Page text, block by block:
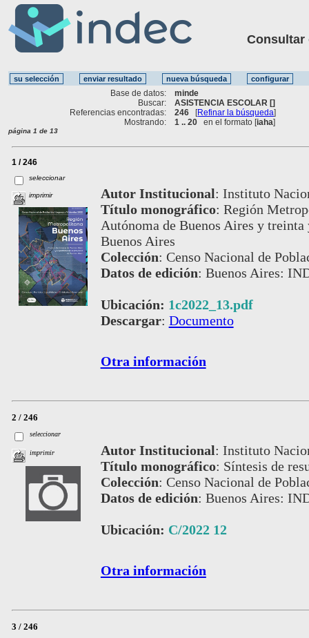
Consultar
Base de datos:
minde
Buscar:
ASISTENCIA ESCOLAR []
Referencias encontradas:
246 [Refinar la búsqueda]
Mostrando:
1 .. 20 en el formato [iaha]
página 1 de 13
1 / 246
seleccionar
imprimir Autor Institucional: Instituto
Título monográfico: Región
Autónoma de Buenos Aires y
Buenos Aires
Colección: Censo Nacional de
Datos de edición: Buenos Aires:
Ubicación: 1c2022_13.pdf
Descargar: Documento
Otra información
2 / 246
seleccionar
imprimir Autor Institucional: Instituto
Título monográfico: Síntesis de
Colección: Censo Nacional de
Datos de edición: Buenos Aires:
Ubicación: C/2022 12
Otra información
3 / 246